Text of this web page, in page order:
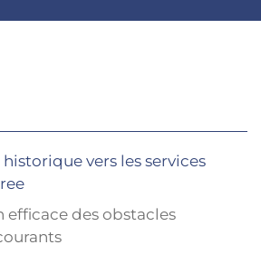
vers les services
efficace des obstacles